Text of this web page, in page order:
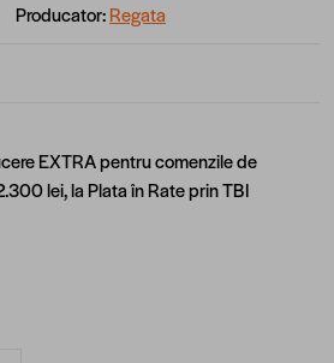
Producator:Regata
EXTRA pentru comenzile de
lei, la Plata în Rate prin TBI